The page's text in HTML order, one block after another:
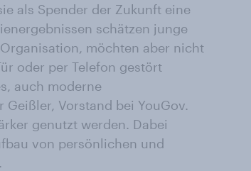
als Spender der Zukunft eine
schätzen junge
möchten aber nicht
oder per Telefon gestört
auch moderne
Vorstand bei YouGov.
genutzt werden. Dabei
von persönlichen und